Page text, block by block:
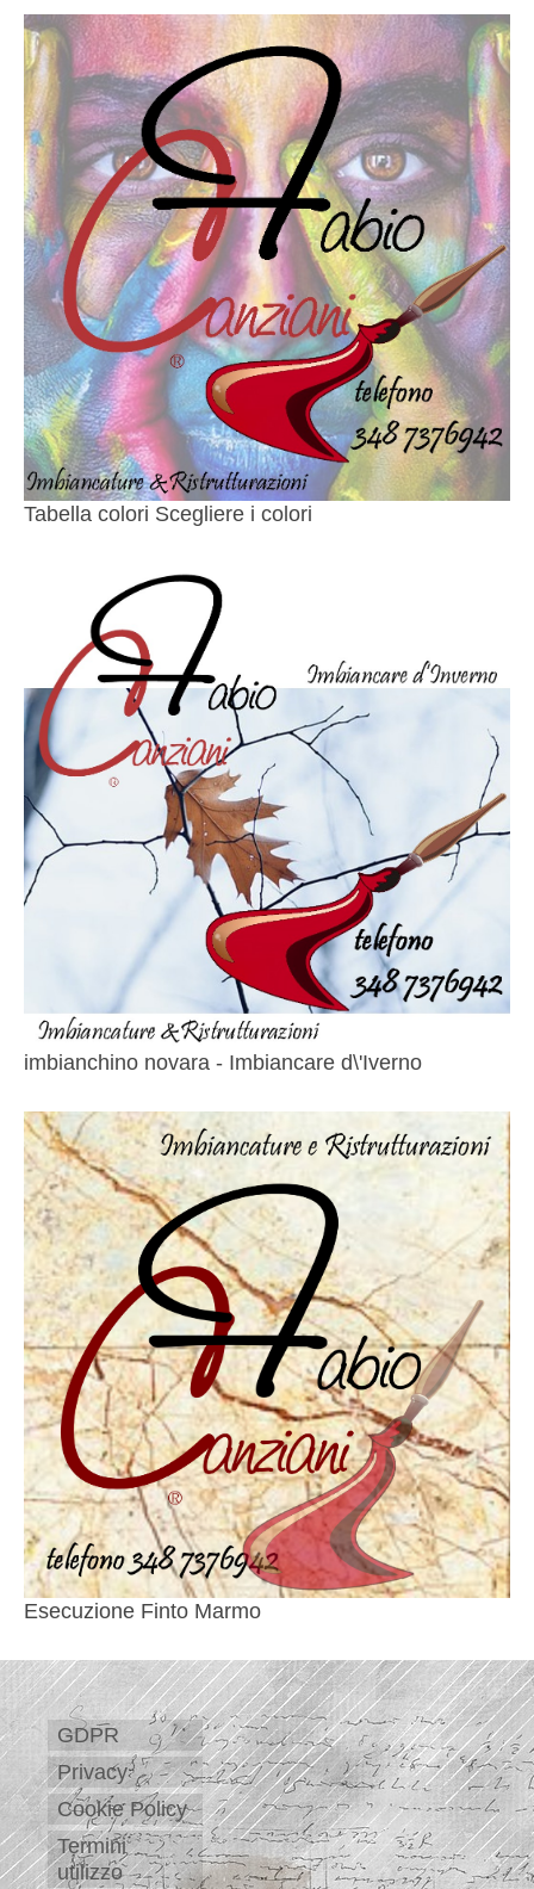
Tabella colori Scegliere i colori
imbianchino novara - Imbiancare d\'Iverno
Esecuzione Finto Marmo
GDPR
Privacy
Cookie Policy
Termini
utilizzo